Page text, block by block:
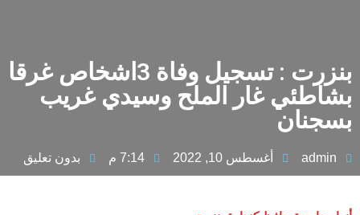
بنزرت : تسجيل وفاة 3اشخاص غرقا
بشاطئي غار الملح وسيدي غريب
بسجنان
admin أغسطس 10, 2022 7:14 م بدون تعليق